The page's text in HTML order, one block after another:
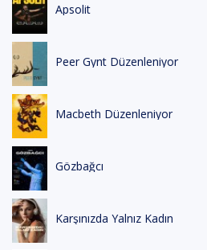
Apsolit
Peer Gynt Düzenleniyor
Macbeth Düzenleniyor
Gözbağcı
Karşınızda Yalnız Kadın